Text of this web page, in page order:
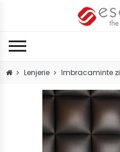
Lenjerie Imbracaminte zi